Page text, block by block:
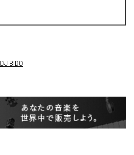
DJ BIDO